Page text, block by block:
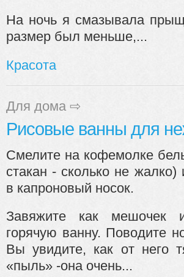
На ночь я смазывала
размер был меньше,...
Красота
Для дома ⇨
Рисовые ванны для
Смелите на кофемолке
стакан - сколько не жалко)
в капроновый носок.
Завяжите как мешочек
горячую ванну. Поводите
Вы увидите, как от него
«пыль» -она очень...